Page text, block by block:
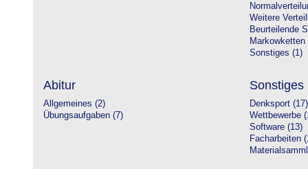
Weitere
Beurteilende
Markowketten
Sonstiges (1)
Abitur
Allgemeines (2)
Übungsaufgaben (7)
Sonstiges
Denksport (17)
Wettbewerbe
Software (13)
Facharbeiten